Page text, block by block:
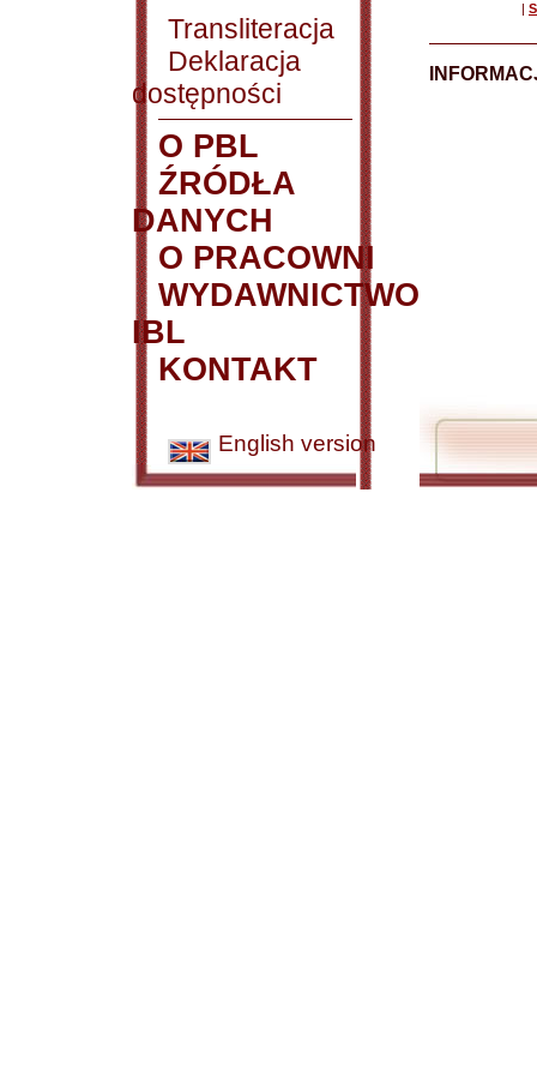
Transliteracja
Deklaracja
dostępności
O PBL
ŹRÓDŁA
DANYCH
O PRACOWNI
WYDAWNICTWO
IBL
KONTAKT
English version
|